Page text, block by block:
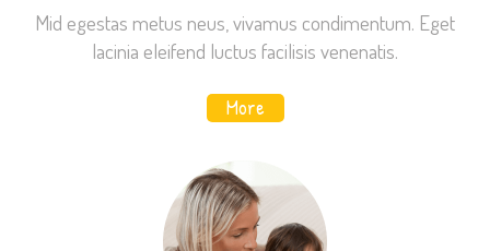
Mid egestas metus neus, vivamus condimentum. Eget
lacinia eleifend luctus facilisis venenatis.
More